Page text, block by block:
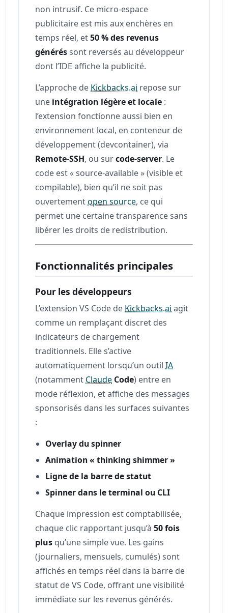
non intrusif. Ce micro-espace
publicitaire est mis aux enchères en
temps réel, et50 % des revenus
généréssont reversés au développeur
dont l’IDE affiche la publicité.
L’approche de Kickbacks.ai repose sur
une intégration légère et locale :
l’extension fonctionne aussi bien en
environnement local, en conteneur de
développement (devcontainer), via
Remote‑SSH, ou surcode‑server. Le
code est « source‑available » (visible et
compilable), bien qu’il ne soit pas
ouvertementopen source, ce qui
permet une certaine transparence sans
libérer les droits de redistribution.
Fonctionnalités principales
Pour les développeurs
L’extension VS Code de Kickbacks.ai agit
comme un remplaçant discret des
indicateurs de chargement
traditionnels. Elle s’active
automatiquement lorsqu’un outilIA
(notamment Claude Code) entre en
mode réflexion, et affiche des messages
sponsorisés dans les surfaces suivantes
:
Overlay du spinner
Animation « thinking shimmer »
Ligne de la barre de statut
Spinner dans le terminal ou CLI
Chaque impression est comptabilisée,
chaque clic rapportant jusqu’à50 fois
plus qu’une simple vue. Les gains
(journaliers, mensuels, cumulés) sont
affichés en temps réel dans la barre de
statut de VS Code, offrant une visibilité
immédiate sur les revenus générés.